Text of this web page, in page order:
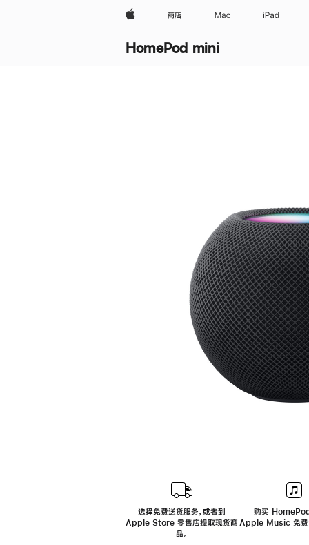
Apple 商店 Mac iPad
HomePod mini
选择免费送货服务，或者到
Apple Store 零售店提取现货商
品。
购买
Apple Music 免费